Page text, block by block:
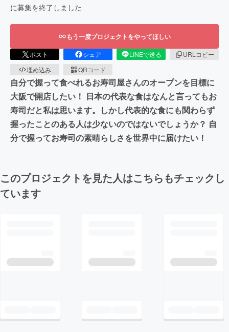
に募集を終了しました
もう一度プロジェクトをやってほしい
ポスト シェア LINEで送る
URLコピー
埋め込み
QRコード
自分で握って食べれるお寿司屋さんのオープンを目標に
大阪で開店したい！ 日本の代表な食はなんと言ってもお
寿司だと私は思います。しかし代表的な食にも関わらず
握ったことのある人は少ないのではないでしょうか？ 自
分で握ってお寿司の素晴らしさを世界中に届けたい！
このプロジェクトを見た人はこちらもチェックし
ています